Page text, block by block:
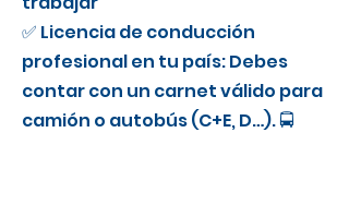
✅ Licencia de conducción
profesional en tu país: Debes
contar con un carnet válido para
camión o autobús (C+E, D…). 🚍